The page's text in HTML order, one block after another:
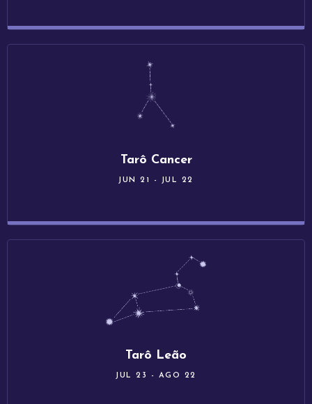
Tarô Cancer
JUN 21 - JUL 22
Tarô Leão
JUL 23 - AGO 22